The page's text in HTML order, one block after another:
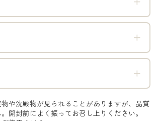
や沈殿物が見られることがありますが、品質
開封前によく振ってお召し上りください。